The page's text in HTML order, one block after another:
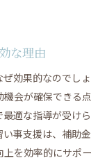
な理由
効果的なのでしょ
会が確保できる点
適な指導が受けら
事支援は、補助金
を効率的にサポー